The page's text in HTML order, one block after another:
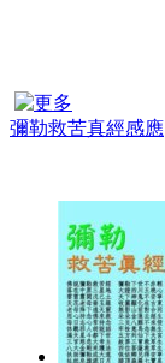
彌勒救苦真經感應